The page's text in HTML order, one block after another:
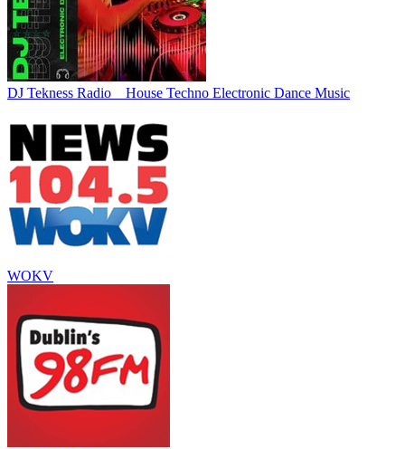
DJ Tekness Radio _ House Techno Electronic Dance Music
WOKV